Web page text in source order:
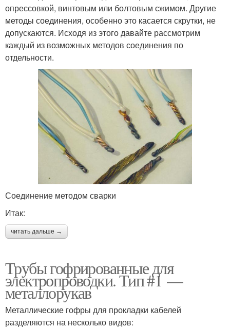
опрессовкой, винтовым или болтовым сжимом. Другие
методы соединения, особенно это касается скрутки, не
допускаются. Исходя из этого давайте рассмотрим
каждый из возможных методов соединения по
отдельности.
Соединение методом сварки
Итак:
читать дальше →
Трубы гофрированные для
электропроводки. Тип #1 —
металлорукав
Металлические гофры для прокладки кабелей
разделяются на несколько видов: